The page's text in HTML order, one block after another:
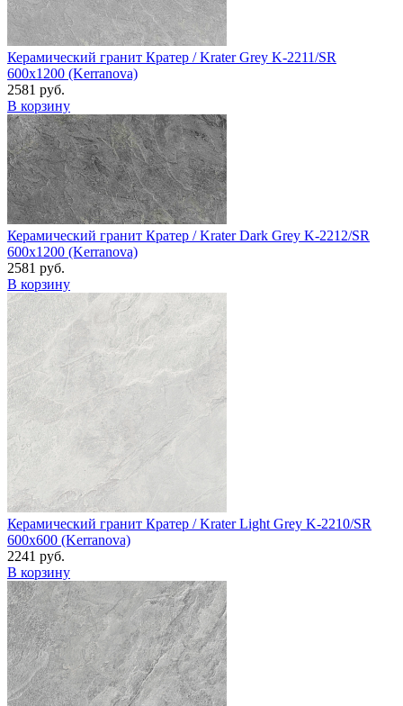
Керамический гранит Кратер / Krater Grey K-2211/SR
600x1200 (Kerranova)
2581 руб.
В корзину
Керамический гранит Кратер / Krater Dark Grey K-2212/SR
600x1200 (Kerranova)
2581 руб.
В корзину
Керамический гранит Кратер / Krater Light Grey K-2210/SR
600x600 (Kerranova)
2241 руб.
В корзину